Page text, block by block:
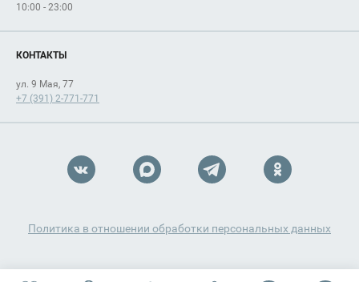
10:00 - 23:00
КОНТАКТЫ
ул. 9 Мая, 77
+7 (391) 2-771-771
Политика в отношении обработки персональных данных